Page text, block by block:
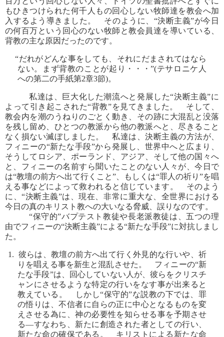
もひきつけられた何千人もの回心しない牧師達を教会へ加
入するよう導きました。 そのように、“決断主義”が今日
の何百万という回心のない牧師と教会員達を導いている、
背教の主な原因だったのです。
“だれがどんな事をしても、それにだまされてはなら
ない。まず背教のことが起り・・・”(テサロニケ人
への第二の手紙第2章3節)。
私達は、巨大化した潮流へと発展した“決断主義”に
よって引き起こされた“背教”を見てきました。 そして、
教会内を潮のうねりのごとく動き、その跡に大混乱と没落
を残し留め、ひとつの教派から他の教派へと、尽きること
なく損ない滅ぼしました。 私達は、決断主義の方法が、
フィニーの“新たな手段”から発展し、世界中へと広まり、
そうしてロシア、ポーランド、アジア、そして他の国々へ
と、フィニーの名前すら聞いたことのない人々が、今日で
は“教壇の前方へ出て行くこと”、もしくは“罪人の祈り”を唱
える事などによって救われると信じています。 そのよう
に、“決断主義”は、現在、非常に重大な、全世界における
今日の真のキリスト教への大いなる脅威、誤りなのです。
“保守的”バプテスト教徒や長老派教徒は、五つの理
由でフィニーの“決断主義”による“新たな手段”に対抗しまし
た。
1. 彼らは、教壇の前方へ出て行く外見的な行いや、祈
りを唱える事を新生と混乱させた。 フィニーの“新
たな手段”は、回心していない人が、彼らをクリスチ
ャンにさせるような特定の行いをなす事が出来ると
教えている。 しかし“保守的”な説教の下では、罪
の悟りは、不信者に自らの正に中心となるものを変
えさせる為に、神の必要性を知らせる事を予期させ
る―すなわち、新たに創造された者としての行い、
新たな命の確保である。 キリストによる新たな命